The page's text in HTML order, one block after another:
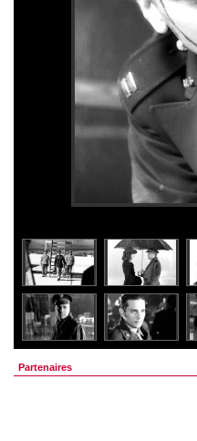
Partenaires